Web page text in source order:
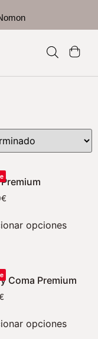
€
opciones
Coma Premium
opciones